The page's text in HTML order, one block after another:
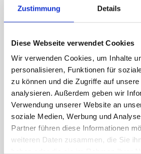
Zustimmung Details
Diese Webseite verwendet Cookies
Wir verwenden Cookies, um Inhalte
personalisieren, Funktionen für
zu können und die Zugriffe auf
analysieren. Außerdem geben wir
Verwendung unserer Website an
soziale Medien, Werbung und
Partner führen diese Informationen
weiteren Daten zusammen, die Sie
InstagramFacebook WhatsApp
So könnt ihr mich
Natascha Rössle
+43 650 220 1636